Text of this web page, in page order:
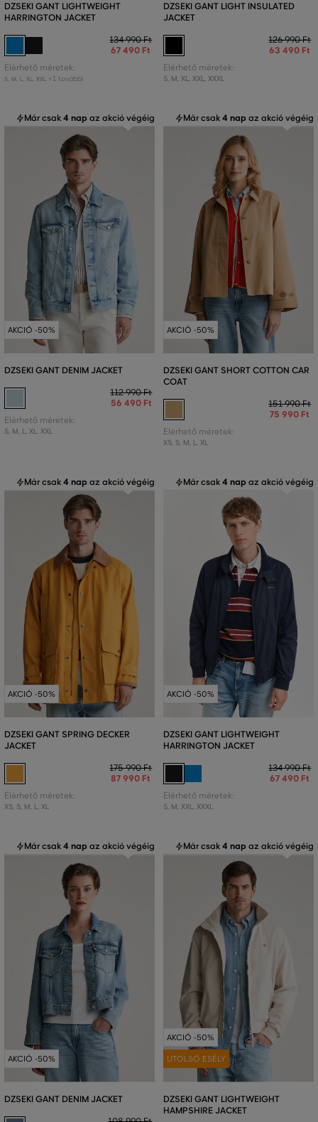
DZSEKI GANT LIGHTWEIGHT
HARRINGTON JACKET
134 990 Ft
67 490 Ft
Elérhető méretek:
S, M L XL XXL +1 további
DZSEKI GANT LIGHT INSULATED
JACKET
126 990 Ft
63 490 Ft
Elérhető méretek:
S, M, XL, XXL, XXXL
Már csak4 nap az akció végéig
AKCIÓ -50%
DZSEKI GANT DENIM JACKET
112 990 Ft
56 490 Ft
Elérhető méretek:
S, M, L, XL, XXL
Már csak4 nap az akció végéig
AKCIÓ -50%
DZSEKI GANT SHORT COTTON CAR
COAT
151 990 Ft
75 990 Ft
Elérhető méretek:
XS, S, M, L, XL
Már csak4 nap az akció végéig
AKCIÓ -50%
DZSEKI GANT SPRING DECKER
JACKET
175 990 Ft
87 990 Ft
Elérhető méretek:
XS, S, M, L, XL
Már csak4 nap az akció végéig
AKCIÓ -50%
DZSEKI GANT LIGHTWEIGHT
HARRINGTON JACKET
134 990 Ft
67 490 Ft
Elérhető méretek:
S, M, XXL, XXXL
Már csak4 nap az akció végéig
AKCIÓ -50%
DZSEKI GANT DENIM JACKET
Már csak4 nap az akció végéig
AKCIÓ -50%
UTOLSÓ ESÉLY
DZSEKI GANT LIGHTWEIGHT
HAMPSHIRE JACKET